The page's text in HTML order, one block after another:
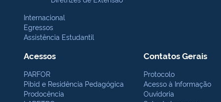
Internacional
Egressos
Assistência Estudantil
Acessos
PARFOR
Pibid e Residência Pedagógica
Prodocência
Contatos Gerais
Protocolo
Acesso à Informação
Ouvidoria